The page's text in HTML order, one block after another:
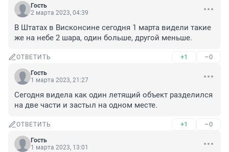
Гость
2 марта 2023, 04:39
В Штатах в Висконсине сегодня 1 марта видели такие
же на небе 2 шара, один больше, другой меньше.
ОТВЕТИТЬ +1 –0
Гость
1 марта 2023, 21:27
Сегодня видела как один летящий объект разделился
на две части и застыл на одном месте.
ОТВЕТИТЬ +1 –0
Гость
1 марта 2023, 13:01